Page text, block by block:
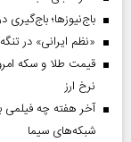
باج‌نیوزها؛
«نظم ایرانی» در
نرخ ارز
آخر هفته چه فیلمی
شبکه‌های سیما